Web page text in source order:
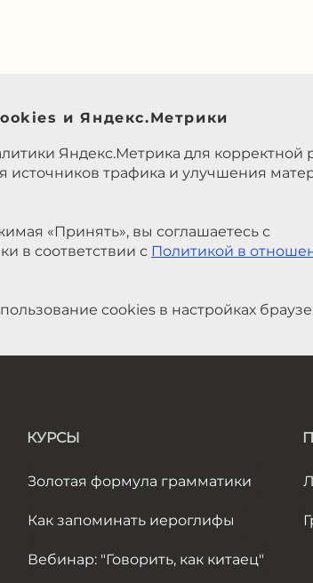
и Яндекс.Метрики
Яндекс.Метрика для корректной
источников трафика и улучшения
«Принять», вы соглашаетесь с
в соответствии с Политикой в
cookies в настройках
КУРСЫ
Золотая формула грамматики
Как запоминать иероглифы
Вебинар: "Говорить, как китаец"